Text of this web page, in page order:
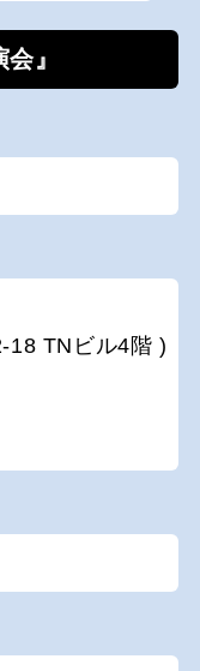
』
18 TNビル4階 )